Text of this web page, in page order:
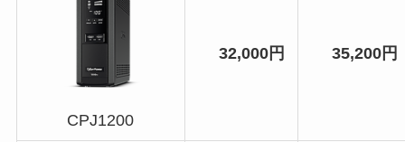
CPJ1200
32,000円 35,200円